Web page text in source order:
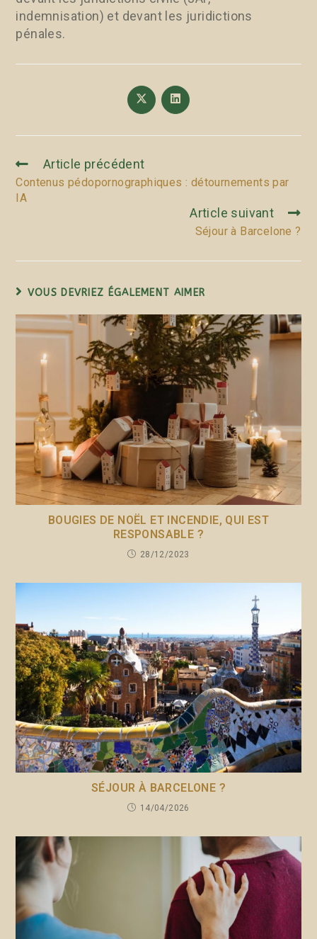
indemnisation) et devant les juridictions
pénales.
Article précédent
Contenus pédopornographiques : détournements par
IA
Article suivant
Séjour à Barcelone ?
VOUS DEVRIEZ ÉGALEMENT AIMER
BOUGIES DE NOËL ET INCENDIE, QUI EST
RESPONSABLE ?
28/12/2023
SÉJOUR À BARCELONE ?
14/04/2026